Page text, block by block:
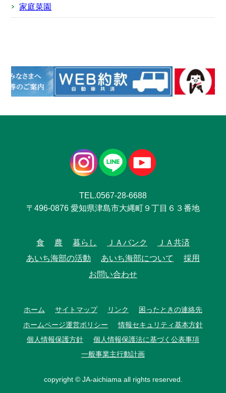
家庭菜園
TEL.0567-28-6688
〒496-0876 愛知県津島市大縄町９丁目６３番地
食 農 暮らし ＪＡバンク
ＪＡ共済
あいち海部の活動
あいち海部について
採用
お問い合わせ
ホーム サイトマップ リンク
困ったときの連絡先
ホームページ運営ポリシー
情報セキュリティ基本方針
個人情報保護方針
個人情報保護法に基づく公表事項
一般事業主行動計画
copyright © JA-aichiama all rights reserved.